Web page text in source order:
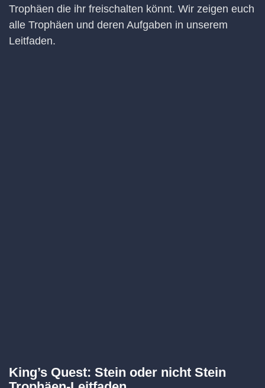
Trophäen die ihr freischalten könnt. Wir zeigen euch
alle Trophäen und deren Aufgaben in unserem
Leitfaden.
King’s Quest: Stein oder nicht Stein